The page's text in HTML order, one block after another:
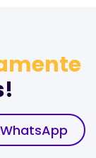
WhatsApp